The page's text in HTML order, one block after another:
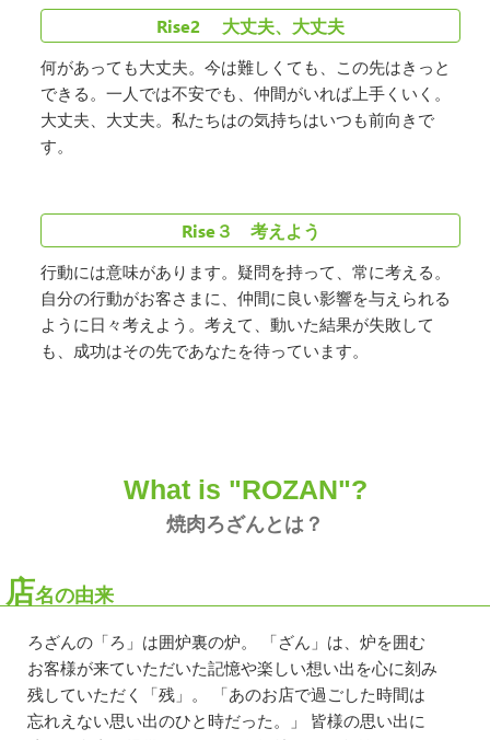
Rise2 大丈夫、大丈夫
何があっても大丈夫。今は難しくても、この先はきっと
できる。一人では不安でも、仲間がいれば上手くいく。
大丈夫、大丈夫。私たちはの気持ちはいつも前向きで
す。
Rise３ 考えよう
行動には意味があります。疑問を持って、常に考える。
自分の行動がお客さまに、仲間に良い影響を与えられる
ように日々考えよう。考えて、動いた結果が失敗して
も、成功はその先であなたを待っています。
What is "ROZAN"?
焼肉ろざんとは？
店名の由来
ろざんの「ろ」は囲炉裏の炉。 「ざん」は、炉を囲む
お客様が来ていただいた記憶や楽しい想い出を心に刻み
残していただく「残」。 「あのお店で過ごした時間は
忘れえない思い出のひと時だった。」 皆様の思い出に